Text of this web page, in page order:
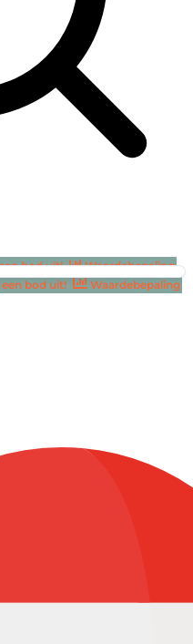
bod uit!
Waardebepaling
bod uit! Waardebepaling